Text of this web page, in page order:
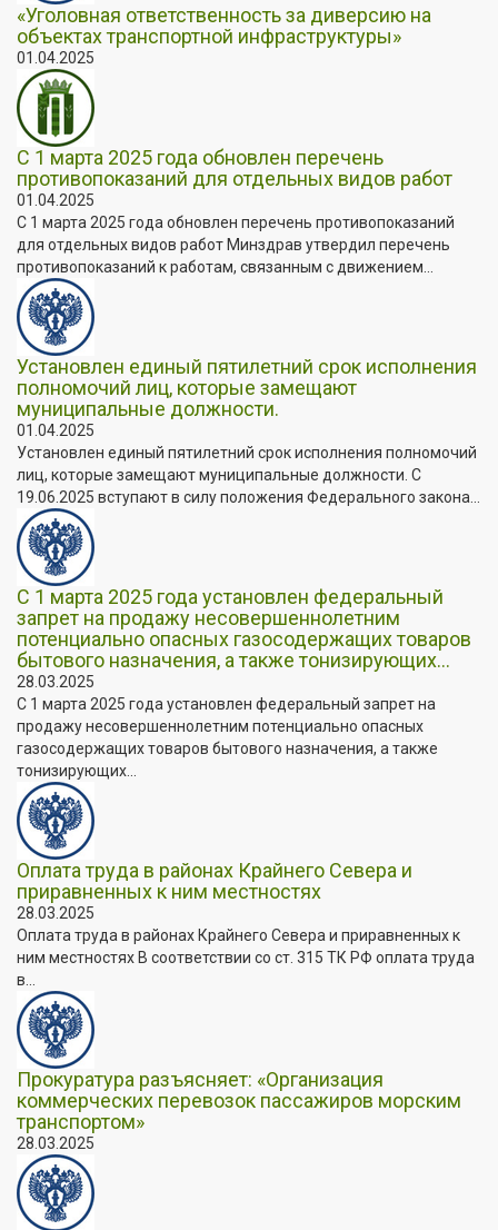
«Уголовная ответственность за диверсию на
объектах транспортной инфраструктуры»
01.04.2025
С 1 марта 2025 года обновлен перечень
противопоказаний для отдельных видов работ
01.04.2025
С 1 марта 2025 года обновлен перечень противопоказаний
для отдельных видов работ Минздрав утвердил перечень
противопоказаний к работам, связанным с движением...
Установлен единый пятилетний срок исполнения
полномочий лиц, которые замещают
муниципальные должности.
01.04.2025
Установлен единый пятилетний срок исполнения полномочий
лиц, которые замещают муниципальные должности. C
19.06.2025 вступают в силу положения Федерального закона...
С 1 марта 2025 года установлен федеральный
запрет на продажу несовершеннолетним
потенциально опасных газосодержащих товаров
бытового назначения, а также тонизирующих...
28.03.2025
С 1 марта 2025 года установлен федеральный запрет на
продажу несовершеннолетним потенциально опасных
газосодержащих товаров бытового назначения, а также
тонизирующих...
Оплата труда в районах Крайнего Севера и
приравненных к ним местностях
28.03.2025
Оплата труда в районах Крайнего Севера и приравненных к
ним местностях В соответствии со ст. 315 ТК РФ оплата труда
в...
Прокуратура разъясняет: «Организация
коммерческих перевозок пассажиров морским
транспортом»
28.03.2025